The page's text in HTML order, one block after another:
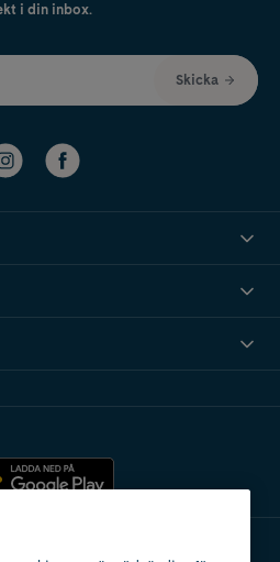
i din inbox.
Skicka